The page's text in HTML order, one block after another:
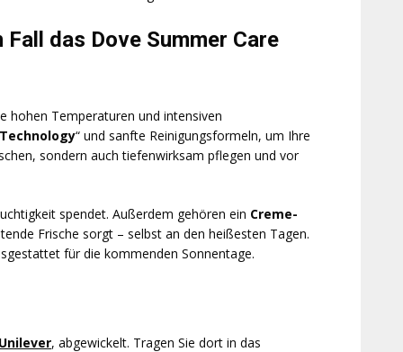
das Dove Summer Care
hohen Temperaturen und intensiven
“ und sanfte Reinigungsformeln, um Ihre
sondern auch tiefenwirksam pflegen und vor
spendet. Außerdem gehören ein Creme-
Frische sorgt – selbst an den heißesten Tagen.
für die kommenden Sonnentage.
, abgewickelt. Tragen Sie dort in das